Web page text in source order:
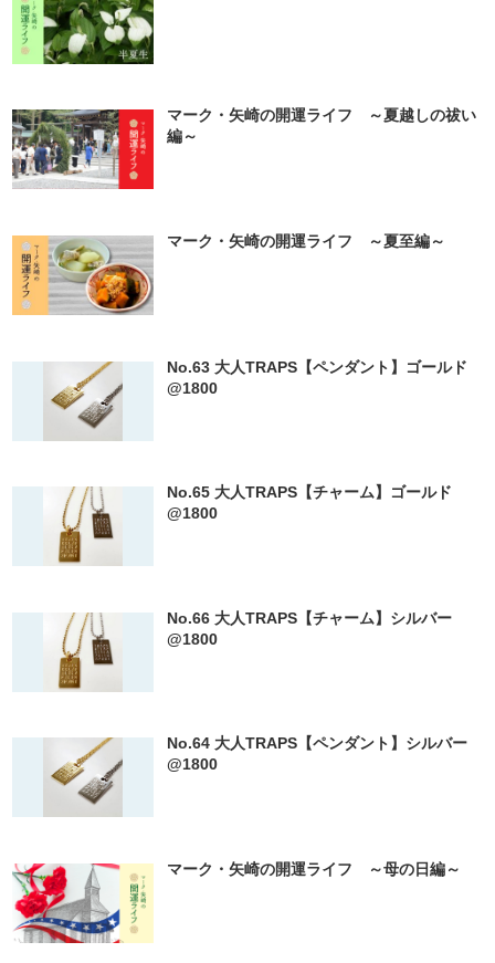
マーク・矢崎の開運ライフ ～夏越しの祓い
編～
マーク・矢崎の開運ライフ ～夏至編～
No.63 大人TRAPS【ペンダント】ゴールド
@1800
No.65 大人TRAPS【チャーム】ゴールド
@1800
No.66 大人TRAPS【チャーム】シルバー
@1800
No.64 大人TRAPS【ペンダント】シルバー
@1800
マーク・矢崎の開運ライフ ～母の日編～